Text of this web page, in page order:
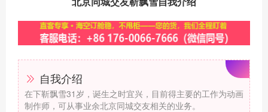
自我介绍
在下靳飘雪31岁，诞生之时宜兴，目前得主要的工作为动画
制作师，可从事业余北京同城交友相关的业务。